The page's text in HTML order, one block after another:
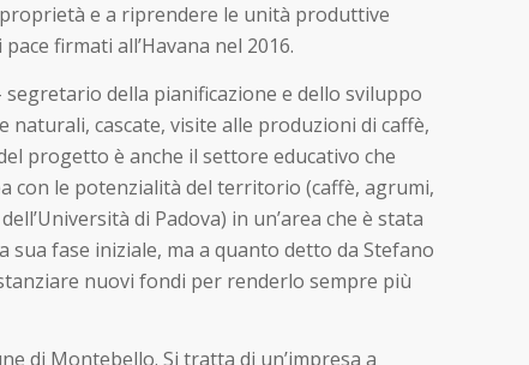
e a riprendere le unità produttive
firmati all’Havana nel 2016.
della pianificazione e dello sviluppo
cascate, visite alle produzioni di caffè,
progetto è anche il settore educativo che
con le potenzialità del territorio (caffè, agrumi,
di Padova) in un’area che è stata
fase iniziale, ma a quanto detto da Stefano
nuovi fondi per renderlo sempre più
di Montebello. Si tratta di un’impresa a